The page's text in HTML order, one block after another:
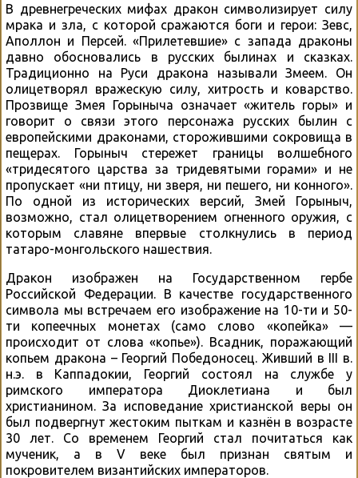
В древнегреческих мифах дракон символизирует силу
мрака и зла, с которой сражаются боги и герои: Зевс,
Аполлон и Персей. «Прилетевшие» с запада драконы
давно обосновались в русских былинах и сказках.
Традиционно на Руси дракона называли Змеем. Он
олицетворял вражескую силу, хитрость и коварство.
Прозвище Змея Горыныча означает «житель горы» и
говорит о связи этого персонажа русских былин с
европейскими драконами, сторожившими сокровища в
пещерах. Горыныч стережет границы волшебного
«тридесятого царства за тридевятыми горами» и не
пропускает «ни птицу, ни зверя, ни пешего, ни конного».
По одной из исторических версий, Змей Горыныч,
возможно, стал олицетворением огненного оружия, с
которым славяне впервые столкнулись в период
татаро-монгольского нашествия.
Дракон изображен на Государственном гербе
Российской Федерации. В качестве государственного
символа мы встречаем его изображение на 10-ти и 50-
ти копеечных монетах (само слово «копейка» —
происходит от слова «копье»). Всадник, поражающий
копьем дракона – Георгий Победоносец. Живший в III в.
н.э. в Каппадокии, Георгий состоял на службе у
римского императора Диоклетиана и был
христианином. За исповедание христианской веры он
был подвергнут жестоким пыткам и казнён в возрасте
30 лет. Со временем Георгий стал почитаться как
мученик, а в V веке был признан святым и
покровителем византийских императоров.